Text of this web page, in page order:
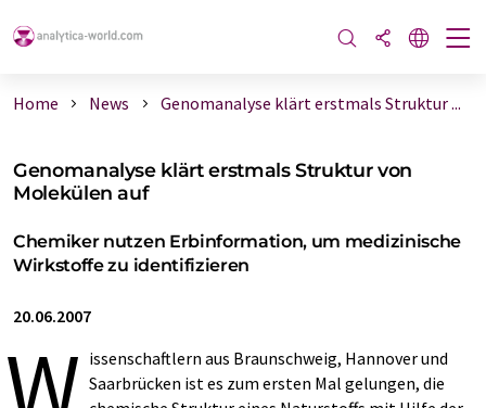
Home News Genomanalyse klärt erstmals Struktur ...
Genomanalyse klärt erstmals Struktur von
Molekülen auf
Chemiker nutzen Erbinformation, um medizinische
Wirkstoffe zu identifizieren
20.06.2007
issenschaftlern aus Braunschweig, Hannover und
Saarbrücken ist es zum ersten Mal gelungen, die